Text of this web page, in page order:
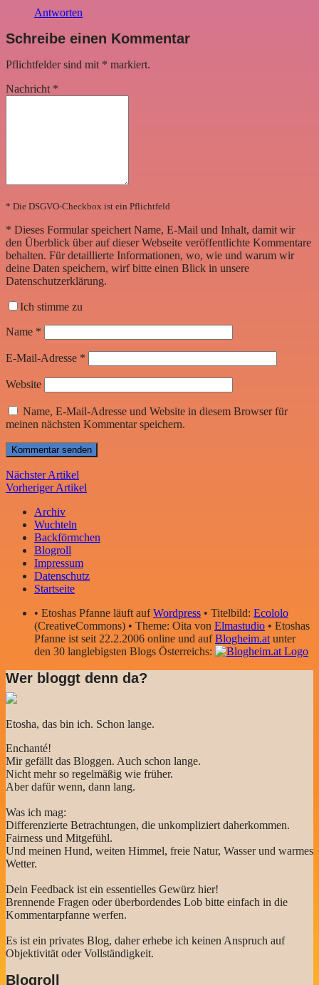
Antworten
Schreibe einen Kommentar
Pflichtfelder sind mit * markiert.
Nachricht *
* Die DSGVO-Checkbox ist ein Pflichtfeld
* Dieses Formular speichert Name, E-Mail und Inhalt, damit wir
den Überblick über auf dieser Webseite veröffentlichte Kommentare
behalten. Für detaillierte Informationen, wo, wie und warum wir
deine Daten speichern, wirf bitte einen Blick in unsere
Datenschutzerklärung.
Ich stimme zu
Name *
E-Mail-Adresse *
Website
Name, E-Mail-Adresse und Website in diesem Browser für
meinen nächsten Kommentar speichern.
Nächster Artikel
Vorheriger Artikel
Archiv
Wuchteln
Backförmchen
Blogroll
Impressum
Datenschutz
Startseite
• Etoshas Pfanne läuft aufWordpress • Titelbild: Ecololo
(CreativeCommons) • Theme: Oita von Elmastudio • Etoshas
Pfanne ist seit 22.2.2006 online und aufBlogheim.atunter
den 30 langlebigsten Blogs Österreichs:
Wer bloggt denn da?
Etosha, das bin ich. Schon lange.
Enchanté!
Mir gefällt das Bloggen. Auch schon lange.
Nicht mehr so regelmäßig wie früher.
Aber dafür wenn, dann lang.
Was ich mag:
Differenzierte Betrachtungen, die unkompliziert daherkommen.
Fairness und Mitgefühl.
Und meinen Hund, weiten Himmel, freie Natur, Wasser und warmes
Wetter.
Dein Feedback ist ein essentielles Gewürz hier!
Brennende Fragen oder überbordendes Lob bitte einfach in die
Kommentarpfanne werfen.
Es ist ein privates Blog, daher erhebe ich keinen Anspruch auf
Objektivität oder Vollständigkeit.
Blogroll